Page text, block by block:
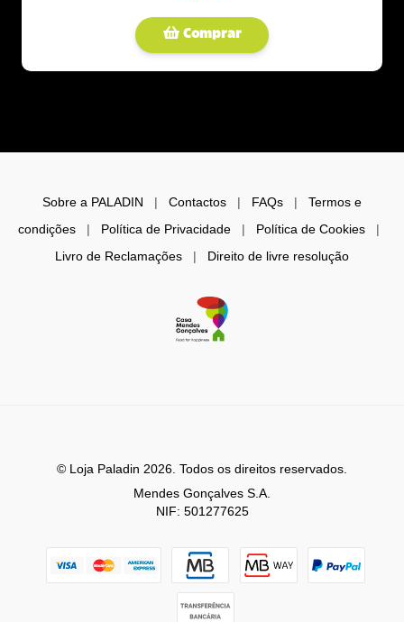
Comprar
Sobre a PALADIN | Contactos | FAQs | Termos e
condições| Política de Privacidade| Política de Cookies|
Livro de Reclamações | Direito de livre resolução
© Loja Paladin 2026. Todos os direitos reservados.
Mendes Gonçalves S.A.
NIF: 501277625